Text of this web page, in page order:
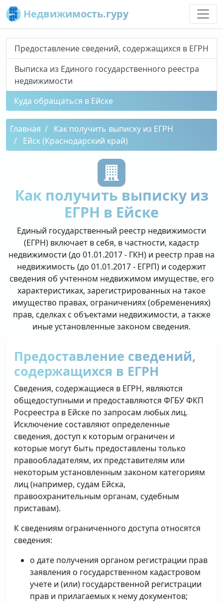
Недвижимость.гуру
Предоставление сведений, содержащихся в ЕГРН
Выписка из Единого государственного реестра
недвижимости
Куда обращаться в Ейске
Главная
Как получить выписку из ЕГРН
Ейск (Краснодарский край)
Как получить выписку из
ЕГРН в Ейске
Единый государственный реестр недвижимости
(ЕГРН) включает в себя, в частности, кадастр
недвижимости (до 01.01.2017 - ГКН) и реестр прав на
недвижимость (до 01.01.2017 - ЕГРП) и содержит
сведения об учтенном недвижимом имуществе, его
характеристиках, зарегистрированных на такое
имущество правах, ограничениях (обременениях)
прав, сделках с объектами недвижимости, а также
иные установленные законом сведения.
Предоставление сведений,
содержащихся в ЕГРН
Сведения, содержащиеся в ЕГРН, являются
общедоступными и предоставляются ФГБУ ФКП
Росреестра в Ейске по запросам любых лиц.
Исключение составляют определенные
сведения, доступ к которым ограничен и
которые могут быть предоставлены только
правообладателям, их представителям или
некоторым установленным законом категориям
лиц (например, судам Ейска,
правоохранительным органам, судебным
приставам).
К сведениям ограниченного доступа относятся
сведения:
о дате получения органом регистрации прав
заявления о государственном кадастровом
учете и (или) государственной регистрации
прав и прилагаемых к нему документов;